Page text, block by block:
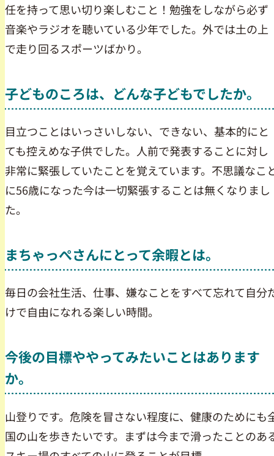
任を持って思い切り楽しむこと！勉強をしながら必ず
音楽やラジオを聴いている少年でした。外では土の上
で走り回るスポーツばかり。
子どものころは、どんな子どもでしたか。
目立つことはいっさいしない、できない、基本的にと
ても控えめな子供でした。人前で発表することに対し
非常に緊張していたことを覚えています。不思議なこ
に56歳になった今は一切緊張することは無くなりまし
た。
まちゃっぺさんにとって余暇とは。
毎日の会社生活、仕事、嫌なことをすべて忘れて自分
けで自由になれる楽しい時間。
今後の目標ややってみたいことはあります
か。
山登りです。危険を冒さない程度に、健康のためにも
国の山を歩きたいです。まずは今まで滑ったことのあ